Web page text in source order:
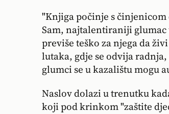
"Knjiga počinje s
Sam, najtalentiraniji glumac
previše teško za njega da
lutaka, gdje se odvija
glumci se u kazalištu mogu
Naslov dolazi u trenutku
koji pod krinkom "zaštite